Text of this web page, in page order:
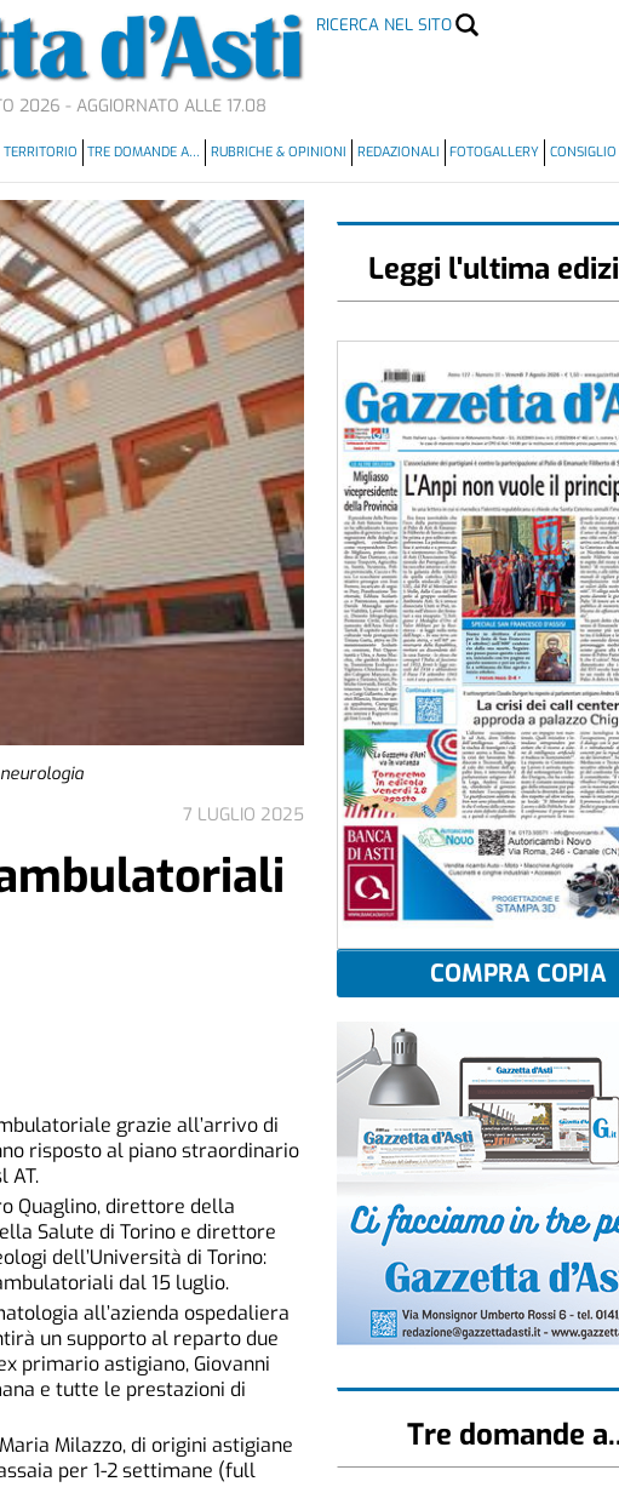
RICERCA NEL SITO
2026 - AGGIORNATO ALLE 17.08
TERRITORIO TRE DOMANDE A… RUBRICHE & OPINIONI REDAZIONALI FOTOGALLERY
7 LUGLIO 2025
grazie all’arrivo di
risposto al piano straordinario
AT.
Quaglino, direttore della
Salute di Torino e direttore
dell’Università di Torino:
dal 15 luglio.
all’azienda ospedaliera
un supporto al reparto due
primario astigiano, Giovanni
e tutte le prestazioni di
Milazzo, di origini astigiane
per 1-2 settimane (full
Leggi l'ultima
COMPRA COPIA
Tre domande